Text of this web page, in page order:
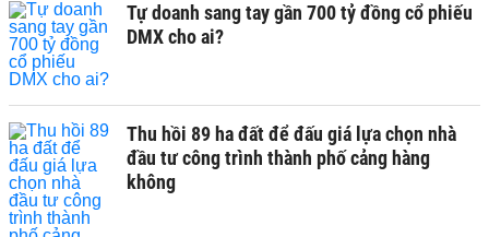
Tự doanh sang tay gần 700 tỷ đồng cổ phiếu
DMX cho ai?
Thu hồi 89 ha đất để đấu giá lựa chọn nhà
đầu tư công trình thành phố cảng hàng
không